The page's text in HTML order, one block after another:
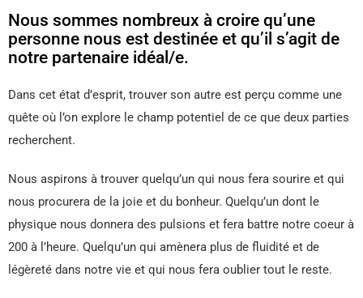
Nous sommes nombreux à croire qu’une
personne nous est destinée et qu’il s’agit de
notre partenaire idéal/e.
Dans cet état d’esprit, trouver son autre est perçu comme une
quête où l’on explore le champ potentiel de ce que deux parties
recherchent.
Nous aspirons à trouver quelqu’un qui nous fera sourire et qui
nous procurera de la joie et du bonheur. Quelqu’un dont le
physique nous donnera des pulsions et fera battre notre coeur à
200 à l’heure. Quelqu’un qui amènera plus de fluidité et de
légèreté dans notre vie et qui nous fera oublier tout le reste.